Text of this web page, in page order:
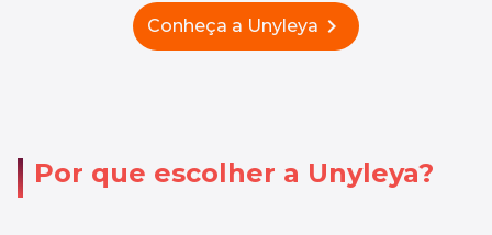
Conheça a Unyleya chevron_right
Por que escolher a Unyleya?